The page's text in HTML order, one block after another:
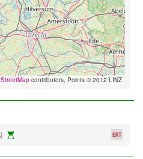
contributors, Points © 2012 LINZ